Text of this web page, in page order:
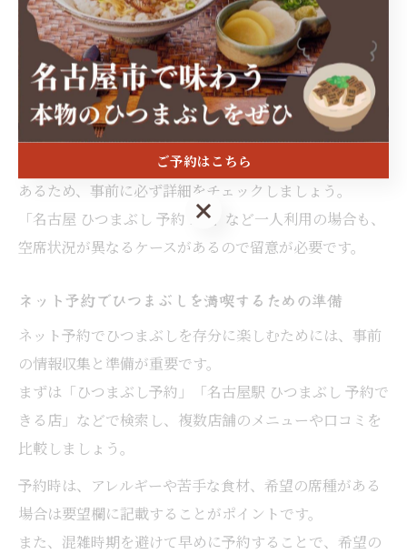
ネット予約サイトでは、リアルタイムで空席情報が表示
される店舗が増えています。
希望日や人数を入力し、即時に予約可否が分かるシステ
ムを活用することで、無駄な電話確認を省けます。
注意点として、キャンセル規定や席の種類（個室・カウ
ンター等）、ランチとディナーで予約枠が異なる場合が
あるため、事前に必ず詳細をチェックしましょう。
「名古屋 ひつまぶし 予約 1人」など一人利用の場合も、
空席状況が異なるケースがあるので留意が必要です。
ネット予約でひつまぶしを満喫するための準備
ネット予約でひつまぶしを存分に楽しむためには、事前
の情報収集と準備が重要です。
まずは「ひつまぶし予約」「名古屋駅 ひつまぶし 予約で
きる店」などで検索し、複数店舗のメニューや口コミを
比較しましょう。
予約時は、アレルギーや苦手な食材、希望の席種がある
場合は要望欄に記載することがポイントです。
また、混雑時期を避けて早めに予約することで、希望の
ご予約はこちら
ご予約はこちら